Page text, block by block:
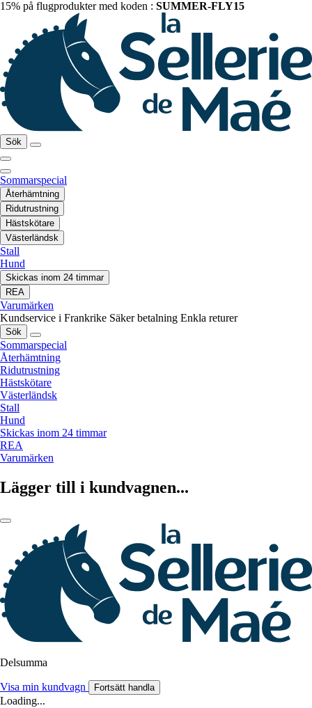
15% på flugprodukter med koden : SUMMER-FLY15
Sök
Sommarspecial
Återhämtning
Ridutrustning
Hästskötare
Västerländsk
Stall
Hund
Skickas inom 24 timmar
REA
Varumärken
Kundservice i Frankrike Säker betalning Enkla returer
Sök
Sommarspecial
Återhämtning
Ridutrustning
Hästskötare
Västerländsk
Stall
Hund
Skickas inom 24 timmar
REA
Varumärken
Lägger till i kundvagnen...
Delsumma
Visa min kundvagn Fortsätt handla
Loading...